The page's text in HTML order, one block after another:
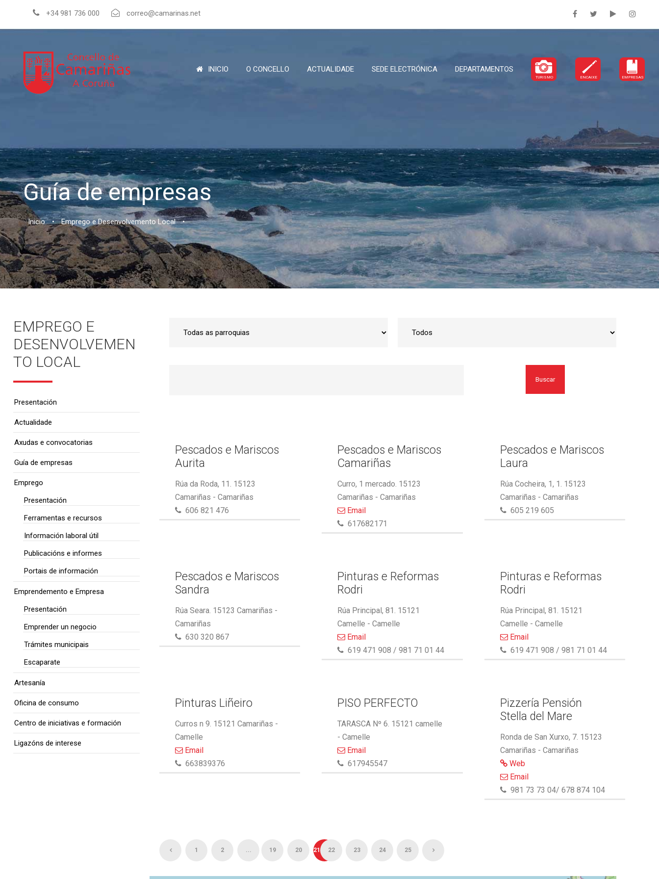
+34 981 736 000 correo@camarinas.net
INICIO O CONCELLO ACTUALIDADE SEDE ELECTRÓNICA DEPARTAMENTOS
TURISMO ENCAIXE EMPRESAS
Guía de empresas
Inicio • Emprego e Desenvolvemento Local •
Buscar
Pescados e Mariscos
Aurita
Rúa da Roda, 11. 15123
Camariñas - Camariñas
606 821 476
Pescados e Mariscos
Camariñas
Curro, 1 mercado. 15123
Camariñas - Camariñas
Email
617682171
Pescados e Mariscos
Laura
Rúa Cocheira, 1, 1. 15123
Camariñas - Camariñas
605 219 605
Pescados e Mariscos
Sandra
Rúa Seara. 15123 Camariñas -
Camariñas
630 320 867
Pinturas e Reformas
Rodri
Rúa Principal, 81. 15121
Camelle - Camelle
Email
619 471 908 / 981 71 01 44
Pinturas e Reformas
Rodri
Rúa Principal, 81. 15121
Camelle - Camelle
Email
619 471 908 / 981 71 01 44
Pinturas Liñeiro
Curros n 9. 15121 Camariñas -
Camelle
Email
663839376
PISO PERFECTO
TARASCA Nº 6. 15121 camelle
- Camelle
Email
617945547
Pizzería Pensión
Stella del Mare
Ronda de San Xurxo, 7. 15123
Camariñas - Camariñas
Web
Email
981 73 73 04/ 678 874 104
1 2 ... 19 20 21 22 23 24 25
EMPREGO E
DESENVOLVEMEN
TO LOCAL
Presentación
Actualidade
Axudas e convocatorias
Guía de empresas
Emprego
Presentación
Ferramentas e recursos
Información laboral útil
Publicacións e informes
Portais de información
Emprendemento e Empresa
Presentación
Emprender un negocio
Trámites municipais
Escaparate
Artesanía
Oficina de consumo
Centro de iniciativas e formación
Ligazóns de interese